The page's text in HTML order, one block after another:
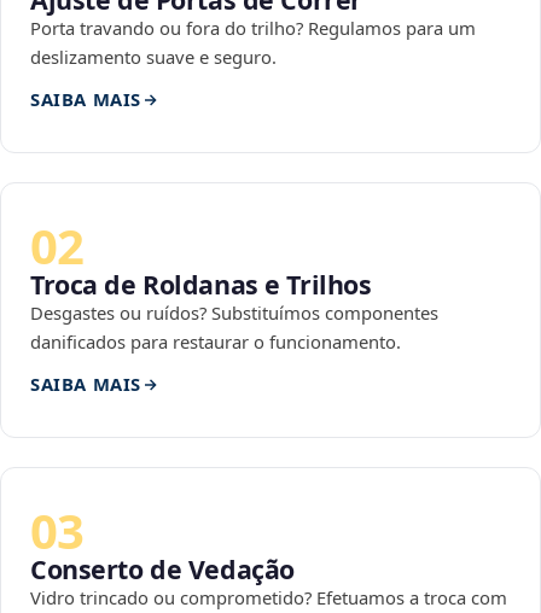
Porta travando ou fora do trilho? Regulamos para um
deslizamento suave e seguro.
SAIBA MAIS
02
Troca de Roldanas e Trilhos
Desgastes ou ruídos? Substituímos componentes
danificados para restaurar o funcionamento.
SAIBA MAIS
03
Conserto de Vedação
Vidro trincado ou comprometido? Efetuamos a troca com